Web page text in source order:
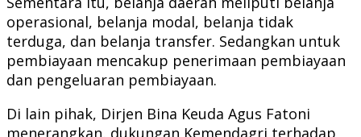
operasional, belanja modal, belanja tidak
terduga, dan belanja transfer. Sedangkan untuk
pembiayaan mencakup penerimaan pembiayaan
dan pengeluaran pembiayaan.
Di lain pihak, Dirjen Bina Keuda Agus Fatoni
menerangkan, dukungan Kemendagri terhadap